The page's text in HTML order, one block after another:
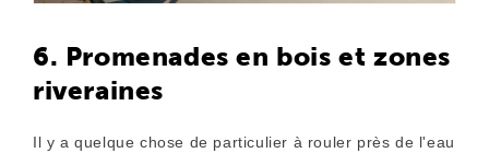
6. Promenades en bois et zones
riveraines
Il y a quelque chose de particulier à rouler près de l'eau